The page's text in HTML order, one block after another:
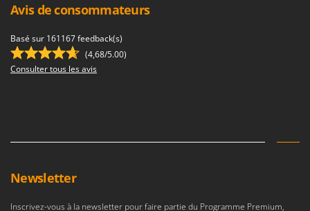
Avis de consommateurs
Basé sur 161167 feedback(s)
(4,68/5.00)
Consulter tous les avis
Newsletter
Inscrivez-vous à la newsletter pour faire partie du Programme Premium,